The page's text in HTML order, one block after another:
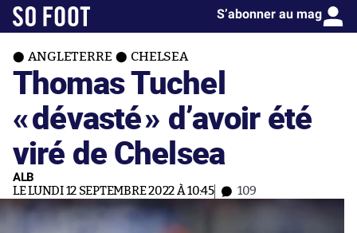
S’abonner au mag
ANGLETERRE CHELSEA
Thomas Tuchel
«dévasté» d’avoir été
viré de Chelsea
ALB
LE LUNDI 12 SEPTEMBRE 2022 À 10:45 109